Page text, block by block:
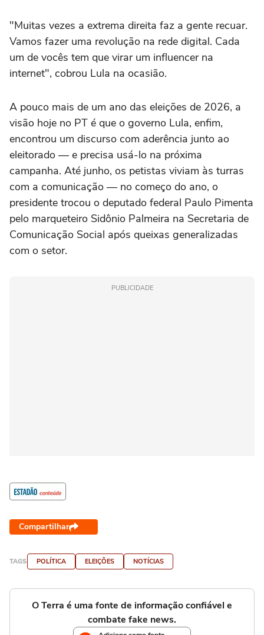
"Muitas vezes a extrema direita faz a gente recuar.
Vamos fazer uma revolução na rede digital. Cada
um de vocês tem que virar um influencer na
internet", cobrou Lula na ocasião.
A pouco mais de um ano das eleições de 2026, a
visão hoje no PT é que o governo Lula, enfim,
encontrou um discurso com aderência junto ao
eleitorado — e precisa usá-lo na próxima
campanha. Até junho, os petistas viviam às turras
com a comunicação — no começo do ano, o
presidente trocou o deputado federal Paulo Pimenta
pelo marqueteiro Sidônio Palmeira na Secretaria de
Comunicação Social após queixas generalizadas
com o setor.
PUBLICIDADE
Compartilhar
TAGS POLÍTICA ELEIÇÕES NOTÍCIAS
O Terra é uma fonte de informação confiável e
combate fake news.